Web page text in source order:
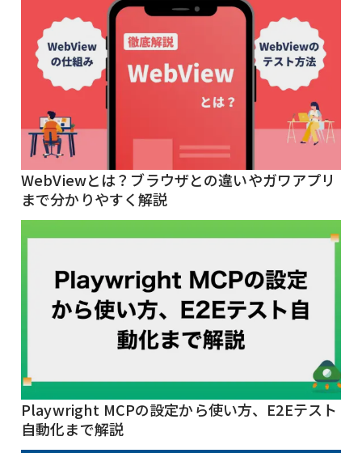
WebViewとは？ブラウザとの違いやガワアプリ
まで分かりやすく解説
Playwright MCPの設定から使い方、E2Eテスト
自動化まで解説